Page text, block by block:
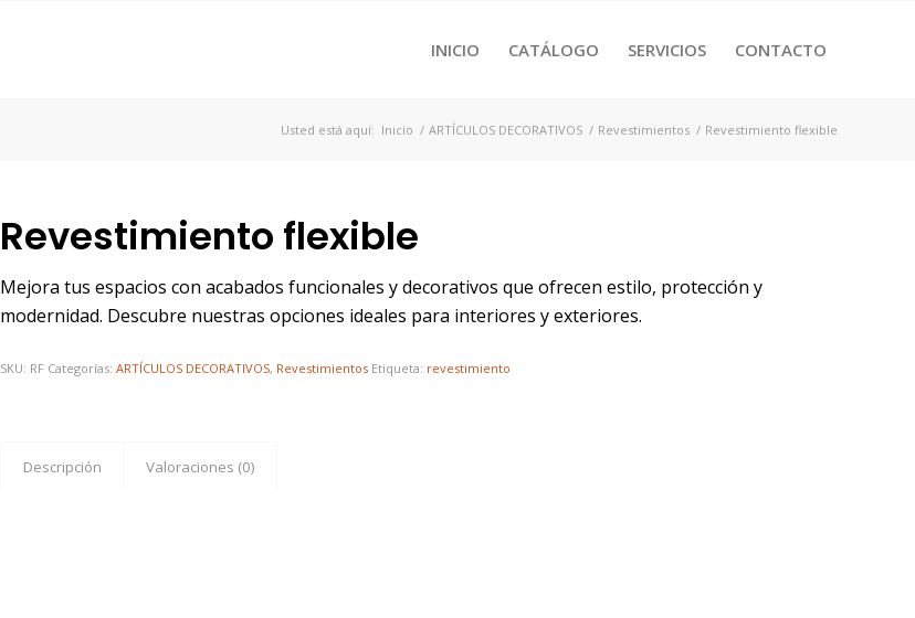
INICIO CATÁLOGO SERVICIOS CONTACTO
Usted está aquí: Inicio / ARTÍCULOS DECORATIVOS / Revestimientos / Revestimiento flexible
Revestimiento flexible
Mejora tus espacios con acabados funcionales y decorativos que ofrecen estilo, protección y
modernidad. Descubre nuestras opciones ideales para interiores y exteriores.
SKU: RF Categorías:ARTÍCULOS DECORATIVOS, Revestimientos Etiqueta: revestimiento
Descripción Valoraciones (0)